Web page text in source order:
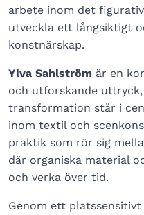
arbete inom det
utveckla ett långsiktigt
konstnärskap.
Ylva Sahlström är en
och utforskande
transformation står i
inom textil och
praktik som rör sig
där organiska material
och verka över tid.
Genom ett